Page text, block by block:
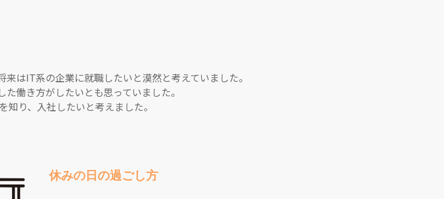
はIT系の企業に就職したいと漠然と考えていました。
働き方がしたいとも思っていました。
り、入社したいと考えました。
休みの日の過ごし方